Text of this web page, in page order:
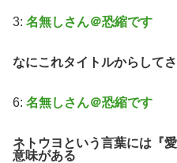
3: 名無しさん＠恐縮です
なにこれタイトルからして
6: 名無しさん＠恐縮です
ネトウヨという言葉には『
意味がある